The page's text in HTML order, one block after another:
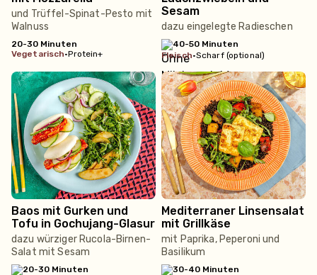
und Trüffel-Spinat-Pesto mit
Walnuss
20-30 Minuten
vegetarisch•Protein+
Sesam
dazu eingelegte Radieschen
40-50 Minuten
fleisch•Scharf (optional)
Baos mit Gurken und
Tofu in Gochujang-Glasur
dazu würziger Rucola-Birnen-
Salat mit Sesam
20-30 Minuten
Mediterraner Linsensalat
mit Grillkäse
mit Paprika, Peperoni und
Basilikum
30-40 Minuten